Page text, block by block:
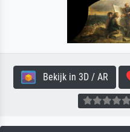
Bekijk in 3D / AR